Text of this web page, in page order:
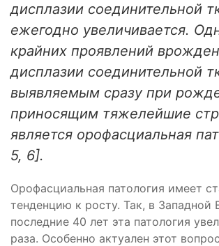
дисплазии соединительной
ежегодно увеличивается.
крайних проявлений
дисплазии соединительной
выявляемым сразу при
приносящим тяжелейшие
является орофасциальная
5, 6].
Орофасциальная патология имеет
тенденцию к росту. Так, в Западной
последние 40 лет эта патология
раза. Особенно актуален этот